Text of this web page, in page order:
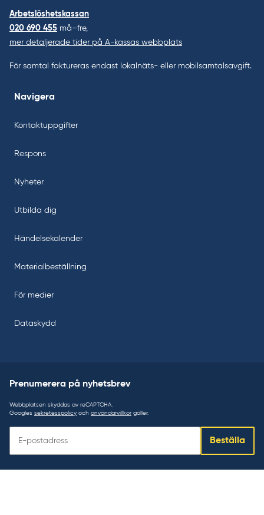
Arbetslöshetskassan
020 690 455 må–fre,
mer detaljerade tider på A-kassas webbplats
För samtal faktureras endast lokalnäts- eller mobilsamtalsavgift.
Navigera
Kontaktuppgifter
Respons
Nyheter
Utbilda dig
Händelsekalender
Materialbeställning
För medier
Dataskydd
Prenumerera på nyhetsbrev
Webbplatsen skyddas av reCAPTCHA.
Googles sekretesspolicy och användarvillkor gäller.
Beställa